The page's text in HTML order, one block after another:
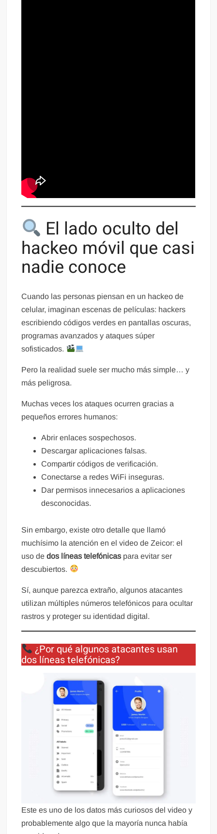
El lado oculto del
hackeo móvil que casi
nadie conoce
Cuando las personas piensan en un hackeo de
celular, imaginan escenas de películas: hackers
escribiendo códigos verdes en pantallas oscuras,
programas avanzados y ataques súper
sofisticados.
Pero la realidad suele ser mucho más simple… y
más peligrosa.
Muchas veces los ataques ocurren gracias a
pequeños errores humanos:
Abrir enlaces sospechosos.
Descargar aplicaciones falsas.
Compartir códigos de verificación.
Conectarse a redes WiFi inseguras.
Dar permisos innecesarios a aplicaciones
desconocidas.
Sin embargo, existe otro detalle que llamó
muchísimo la atención en el video de Zeicor: el
uso dedos líneas telefónicas para evitar ser
descubiertos.
Sí, aunque parezca extraño, algunos atacantes
utilizan múltiples números telefónicos para ocultar
rastros y proteger su identidad digital.
¿Por qué algunos atacantes usan
dos líneas telefónicas?
Este es uno de los datos más curiosos del video y
probablemente algo que la mayoría nunca había